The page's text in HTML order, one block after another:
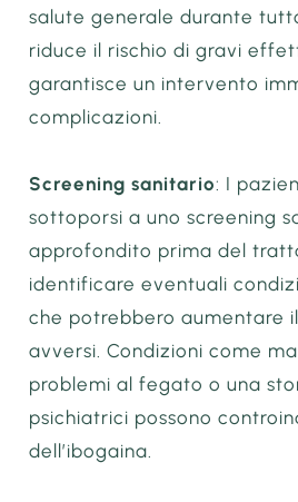
salute generale durante
riduce il rischio di gravi
garantisce un intervento
complicazioni.
Screening sanitario: I
sottoporsi a uno screening
approfondito prima del
identificare eventuali
che potrebbero aumentare
avversi. Condizioni come
problemi al fegato o una
psichiatrici possono
dell’ibogaina.